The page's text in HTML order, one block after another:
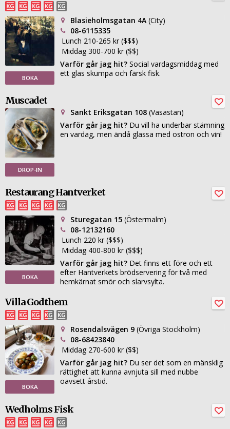
BOKA
Blasieholmsgatan 4A (City)
08-6115335
Lunch 210-265 kr ($$$)
Middag 300-700 kr ($$)
Varför går jag hit? Social vardagsmiddag med
ett glas skumpa och färsk fisk.
Muscadet
DROP-IN
Sankt Eriksgatan 108 (Vasastan)
Varför går jag hit? Du vill ha underbar stämning
en vardag, men ändå glassa med ostron och vin!
Restaurang Hantverket
BOKA
Sturegatan 15 (Östermalm)
08-12132160
Lunch 220 kr ($$$)
Middag 400-800 kr ($$$)
Varför går jag hit? Det finns ett före och ett
efter Hantverkets brödservering för två med
hemkärnat smör och slarvsylta.
Villa Godthem
BOKA
Rosendalsvägen 9 (Övriga Stockholm)
08-68423840
Middag 270-600 kr ($$)
Varför går jag hit? Du ser det som en mänsklig
rättighet att kunna avnjuta sill med nubbe
oavsett årstid.
Wedholms Fisk